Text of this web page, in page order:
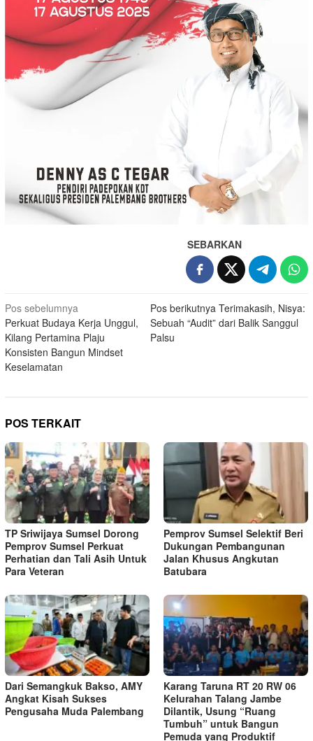
SEBARKAN
Navigasi
pos
Pos sebelumnya
Perkuat Budaya Kerja Unggul,
Kilang Pertamina Plaju
Konsisten Bangun Mindset
Keselamatan
Pos berikutnya Terimakasih, Nisya:
Sebuah “Audit” dari Balik Sanggul
Palsu
POS TERKAIT
TP Sriwijaya Sumsel Dorong
Pemprov Sumsel Perkuat
Perhatian dan Tali Asih Untuk
Para Veteran
Pemprov Sumsel Selektif Beri
Dukungan Pembangunan
Jalan Khusus Angkutan
Batubara
Dari Semangkuk Bakso, AMY
Angkat Kisah Sukses
Pengusaha Muda Palembang
Karang Taruna RT 20 RW 06
Kelurahan Talang Jambe
Dilantik, Usung “Ruang
Tumbuh” untuk Bangun
Pemuda yang Produktif